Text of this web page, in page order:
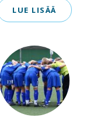
LUE LISÄÄ